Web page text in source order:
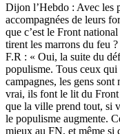
Dijon l’Hebdo : Avec les
accompagnées de leurs
que c’est le Front
tirent les marrons du feu ?
F.R : « Oui, la suite du
populisme. Tous ceux qui
campagnes, les gens sont
vrai, ils font le lit du Front
que la ville prend tout, si
le populisme augmente.
mieux au FN, et même si